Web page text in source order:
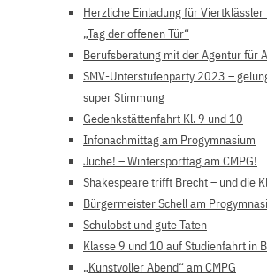
Herzliche Einladung für
„Tag der offenen Tür“
Berufsberatung mit der Agentur für
SMV-Unterstufenparty 2023 –
super Stimmung
Gedenkstättenfahrt Kl. 9 und 10
Infonachmittag am Progymnasium
Juche! – Wintersporttag am CMPG!
Shakespeare trifft Brecht – und die
Bürgermeister Schell am
Schulobst und gute Taten
Klasse 9 und 10 auf Studienfahrt in
„Kunstvoller Abend“ am CMPG